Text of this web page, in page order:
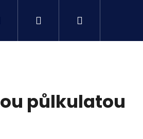
Přihlášení
půlkulatou